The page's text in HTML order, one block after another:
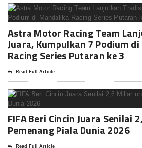
Astra Motor Racing Team
Juara, Kumpulkan 7 Podium
Racing Series Putaran ke 3
Read Full Article
FIFA Beri Cincin Juara Senilai
Pemenang Piala Dunia 2026
Read Full Article